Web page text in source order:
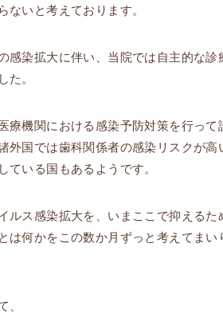
ないと考えております。
感染拡大に伴い、当院では自主的な診
。
療機関における感染予防対策を行って
外国では歯科関係者の感染リスクが高
ている国もあるようです。
ルス感染拡大を、いまここで抑えるた
は何かをこの数か月ずっと考えてまい